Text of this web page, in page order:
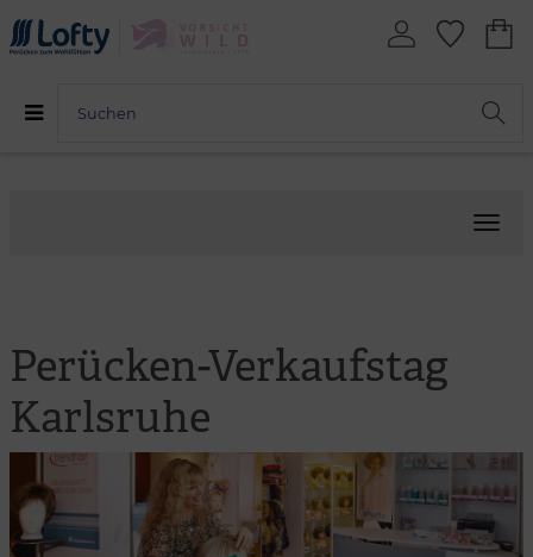
Perücken-Verkaufstag
Karlsruhe